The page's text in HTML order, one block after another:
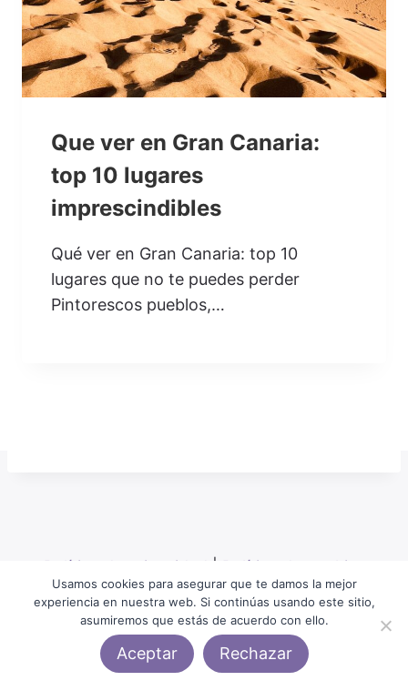
Que ver en Gran Canaria:
top 10 lugares
imprescindibles
Qué ver en Gran Canaria: top 10
lugares que no te puedes perder
Pintorescos pueblos,…
Política de privacidad | Política de cookies
© 2026 TopViajesCanarias
Usamos cookies para asegurar que te damos la mejor
experiencia en nuestra web. Si continúas usando este sitio,
asumiremos que estás de acuerdo con ello.
Aceptar Rechazar